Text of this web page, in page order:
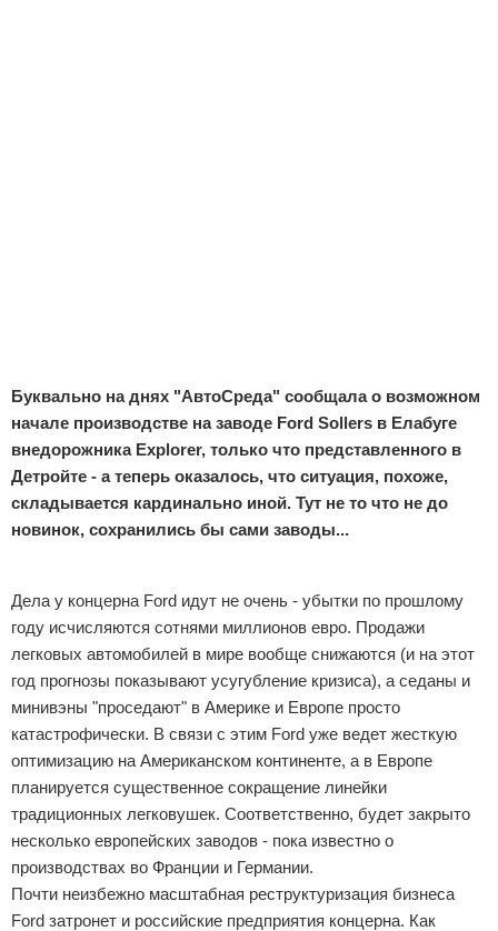
Буквально на днях "АвтоСреда" сообщала о возможном
начале производстве на заводе Ford Sollers в Елабуге
внедорожника Explorer, только что представленного в
Детройте - а теперь оказалось, что ситуация, похоже,
складывается кардинально иной. Тут не то что не до
новинок, сохранились бы сами заводы...
Дела у концерна Ford идут не очень - убытки по прошлому
году исчисляются сотнями миллионов евро. Продажи
легковых автомобилей в мире вообще снижаются (и на этот
год прогнозы показывают усугубление кризиса), а седаны и
минивэны "проседают" в Америке и Европе просто
катастрофически. В связи с этим Ford уже ведет жесткую
оптимизацию на Американском континенте, а в Европе
планируется существенное сокращение линейки
традиционных легковушек. Соответственно, будет закрыто
несколько европейских заводов - пока известно о
производствах во Франции и Германии.
Почти неизбежно масштабная реструктуризация бизнеса
Ford затронет и российские предприятия концерна. Как